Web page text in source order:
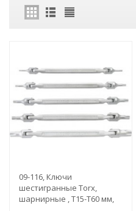
09-116, Ключи
шестигранные Torx,
шарнирные , T15-T60 мм,